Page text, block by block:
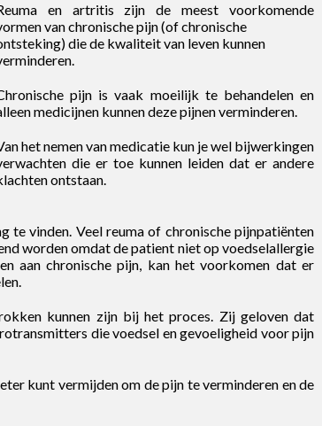
en artritis zijn de meest voorkomende
van chronische pijn (of chronische
die de kwaliteit van leven kunnen
pijn is vaak moeilijk te behandelen en
medicijnen kunnen deze pijnen verminderen.
het nemen van medicatie kun je wel bijwerkingen
die er toe kunnen leiden dat er andere
ontstaan.
te vinden. Veel reuma of chronische pijnpatiënten
worden omdat de patient niet op voedselallergie
aan chronische pijn, kan het voorkomen dat er
kunnen zijn bij het ​​proces. Zij geloven dat
die voedsel en gevoeligheid voor pijn
kunt vermijden om de pijn te verminderen en de